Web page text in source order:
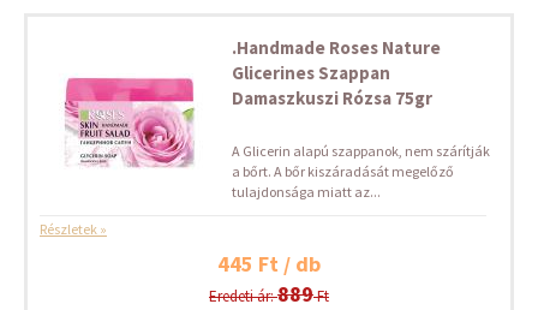
.Handmade Roses Nature
Glicerines Szappan
Damaszkuszi Rózsa 75gr
A Glicerin alapú szappanok, nem szárítják
a bőrt. A bőr kiszáradását megelőző
tulajdonsága miatt az...
Részletek »
445 Ft / db
Eredeti ár:889Ft